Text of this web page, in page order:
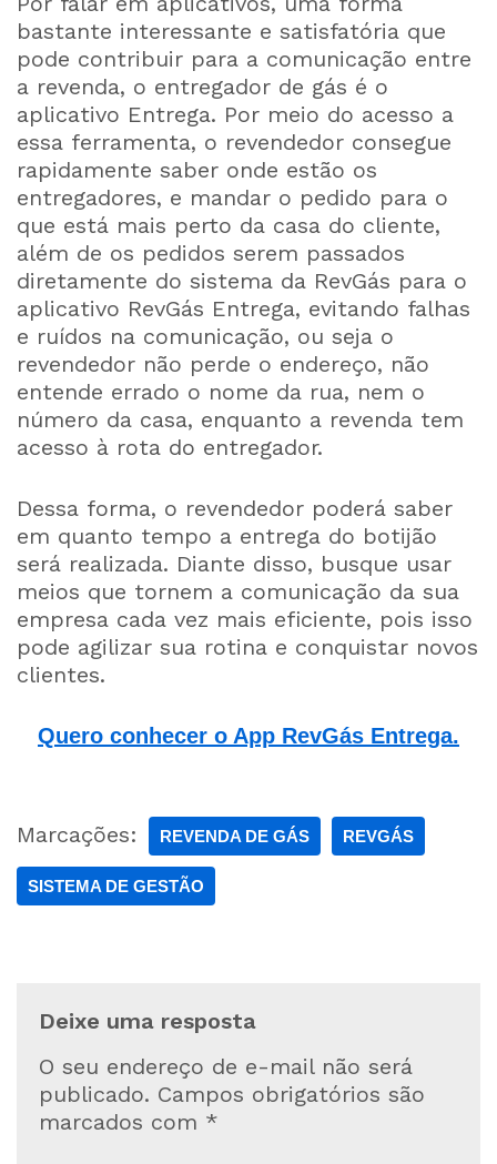
bastante interessante e satisfatória que
pode contribuir para a comunicação entre
a revenda, o entregador de gás é o
aplicativo Entrega. Por meio do acesso a
essa ferramenta, o revendedor consegue
rapidamente saber onde estão os
entregadores, e mandar o pedido para o
que está mais perto da casa do cliente,
além de os pedidos serem passados
diretamente do sistema da RevGás para o
aplicativo RevGás Entrega, evitando falhas
e ruídos na comunicação, ou seja o
revendedor não perde o endereço, não
entende errado o nome da rua, nem o
número da casa, enquanto a revenda tem
acesso à rota do entregador.
Dessa forma, o revendedor poderá saber
em quanto tempo a entrega do botijão
será realizada. Diante disso, busque usar
meios que tornem a comunicação da sua
empresa cada vez mais eficiente, pois isso
pode agilizar sua rotina e conquistar novos
clientes.
Quero conhecer o App RevGás Entrega.
Marcações: REVENDA DE GÁS REVGÁS
SISTEMA DE GESTÃO
Deixe uma resposta
O seu endereço de e-mail não será
publicado. Campos obrigatórios são
marcados com *